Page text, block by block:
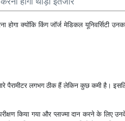
क्योंकि किंग जॉर्ज मेडिकल यूनिवर्सिटी
पैरामीटर लगभग ठीक हैं लेकिन कुछ कमी है।
किया गया और प्लाज्मा दान करने के लिए